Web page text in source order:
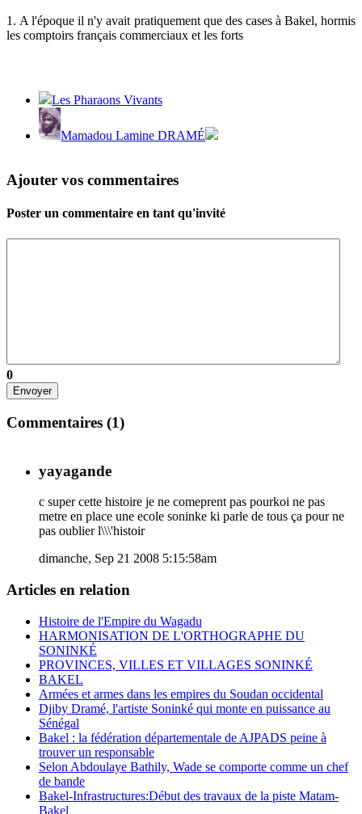
1. A l'époque il n'y avait pratiquement que des cases à Bakel, hormis
les comptoirs français commerciaux et les forts
Les Pharaons Vivants
Mamadou Lamine DRAMÉ
Ajouter vos commentaires
Poster un commentaire en tant qu'invité
0
Envoyer
Commentaires (1)
yayagande
c super cette histoire je ne comeprent pas pourkoi ne pas
metre en place une ecole soninke ki parle de tous ça pour ne
pas oublier l\\\'histoir
dimanche, Sep 21 2008 5:15:58am
Articles en relation
Histoire de l'Empire du Wagadu
HARMONISATION DE L'ORTHOGRAPHE DU
SONINKÉ
PROVINCES, VILLES ET VILLAGES SONINKÉ
BAKEL
Armées et armes dans les empires du Soudan occidental
Djiby Dramé, l'artiste Soninké qui monte en puissance au
Sénégal
Bakel : la fédération départementale de AJPADS peine à
trouver un responsable
Selon Abdoulaye Bathily, Wade se comporte comme un chef
de bande
Bakel-Infrastructures:Début des travaux de la piste Matam-
Bakel